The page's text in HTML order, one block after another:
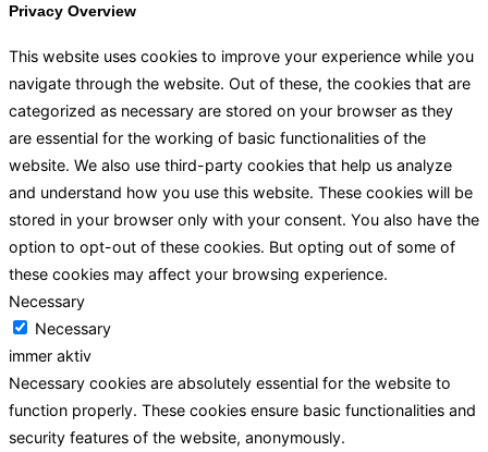
Privacy Overview
This website uses cookies to improve your experience while you
navigate through the website. Out of these, the cookies that are
categorized as necessary are stored on your browser as they
are essential for the working of basic functionalities of the
website. We also use third-party cookies that help us analyze
and understand how you use this website. These cookies will be
stored in your browser only with your consent. You also have the
option to opt-out of these cookies. But opting out of some of
these cookies may affect your browsing experience.
Necessary
Necessary
immer aktiv
Necessary cookies are absolutely essential for the website to
function properly. These cookies ensure basic functionalities and
security features of the website, anonymously.